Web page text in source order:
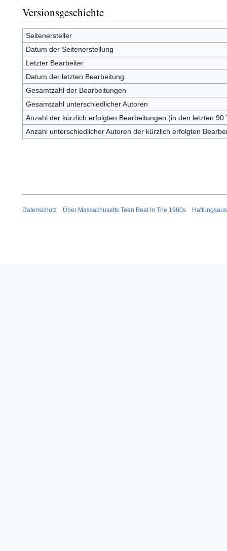
Versionsgeschichte
Seitenersteller
Datum der Seitenerstellung
Letzter Bearbeiter
Datum der letzten Bearbeitung
Gesamtzahl der Bearbeitungen
Gesamtzahl unterschiedlicher Autoren
Anzahl der kürzlich erfolgten Bearbeitungen (in den letzten 90
Anzahl unterschiedlicher Autoren der kürzlich erfolgten
Datenschutz Über Massachusetts Teen Beat In The 1960s